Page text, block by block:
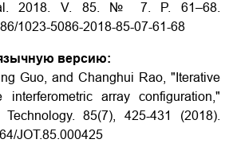
2018. V. 85. № 7. P. 61–68.
1023-5086-2018-85-07-61-68
версию:
Guo, and Changhui Rao, "Iterative
array configuration,"
85(7), 425-431 (2018).
JOT.85.000425